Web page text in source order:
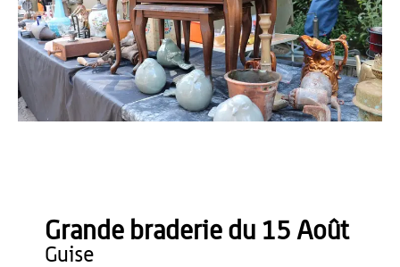
OT du Pays de Thiérache
Grande braderie du 15 Août
guise